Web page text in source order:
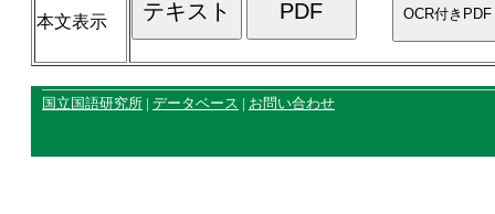
本文表示
国立国語研究所 | データベース | お問い合わせ